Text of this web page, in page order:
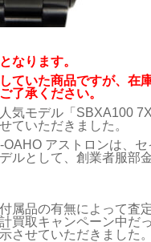
なります。
ていた商品ですが、在
了承ください。
人気モデル「SBXA100
ていただきました。
アストロンは、
ルとして、創業者服部
属品の有無によって査
買取キャンペーン中だ
させていただきました。